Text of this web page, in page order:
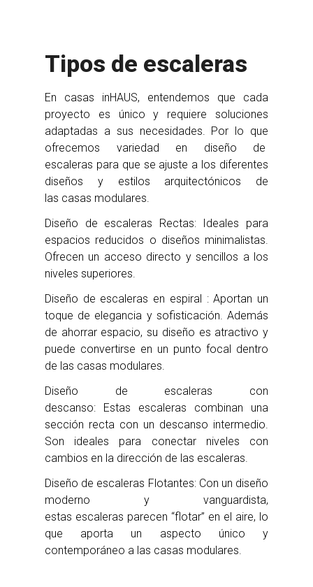
Tipos de escaleras
En casas inHAUS, entendemos que cada
proyecto es único y requiere soluciones
adaptadas a sus necesidades. Por lo que
ofrecemos variedad en diseño de
escaleras para que se ajuste a los diferentes
diseños y estilos arquitectónicos de
las casas modulares.
Diseño de escaleras Rectas: Ideales para
espacios reducidos o diseños minimalistas.
Ofrecen un acceso directo y sencillos a los
niveles superiores.
Diseño de escaleras en espiral : Aportan un
toque de elegancia y sofisticación. Además
de ahorrar espacio, su diseño es atractivo y
puede convertirse en un punto focal dentro
de las casas modulares.
Diseño de escaleras con
descanso: Estas escaleras combinan una
sección recta con un descanso intermedio.
Son ideales para conectar niveles con
cambios en la dirección de las escaleras.
Diseño de escaleras Flotantes: Con un diseño
moderno y vanguardista,
estas escaleras parecen “flotar” en el aire, lo
que aporta un aspecto único y
contemporáneo a las casas modulares.